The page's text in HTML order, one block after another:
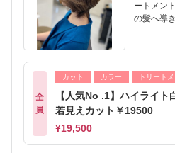
ートメン
の髪へ導
全
員
カット カラー トリート
【人気No .1】ハイライト
若見えカット￥19500
¥19,500